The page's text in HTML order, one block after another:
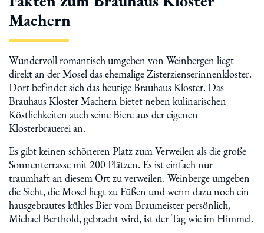
Machern
Wundervoll romantisch umgeben von Weinbergen liegt
direkt an der Mosel das ehemalige Zisterzienserinnenkloster.
Dort befindet sich das heutige Brauhaus Kloster. Das
Brauhaus Kloster Machern bietet neben kulinarischen
Köstlichkeiten auch seine Biere aus der eigenen
Klosterbrauerei an.
Es gibt keinen schöneren Platz zum Verweilen als die große
Sonnenterrasse mit 200 Plätzen. Es ist einfach nur
traumhaft an diesem Ort zu verweilen. Weinberge umgeben
die Sicht, die Mosel liegt zu Füßen und wenn dazu noch ein
hausgebrautes kühles Bier vom Braumeister persönlich,
Michael Berthold, gebracht wird, ist der Tag wie im Himmel.